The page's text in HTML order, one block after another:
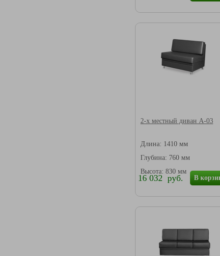
2-х местный диван А-03
Длина: 1410 мм
Глубина: 760 мм
Высота: 830 мм
В
16 032 руб.